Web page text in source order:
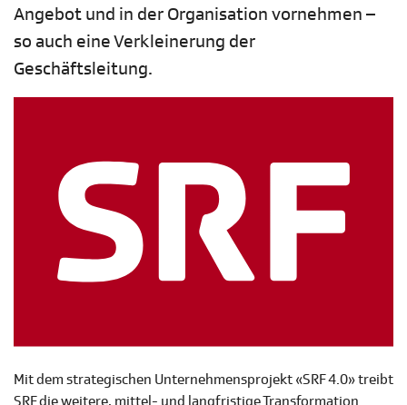
Angebot und in der Organisation vornehmen –
so auch eine Verkleinerung der
Geschäftsleitung.
Mit dem strategischen Unternehmensprojekt «SRF 4.0» treibt